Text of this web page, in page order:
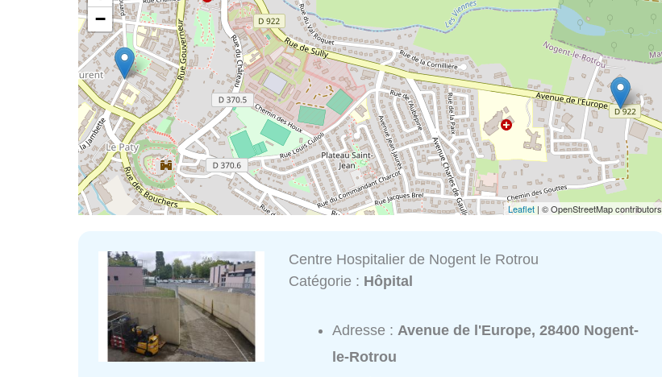
−
Leaflet | © OpenStreetMap contributors
Centre Hospitalier de Nogent le Rotrou
Catégorie : Hôpital
Adresse :Avenue de l'Europe, 28400 Nogent-
le-Rotrou